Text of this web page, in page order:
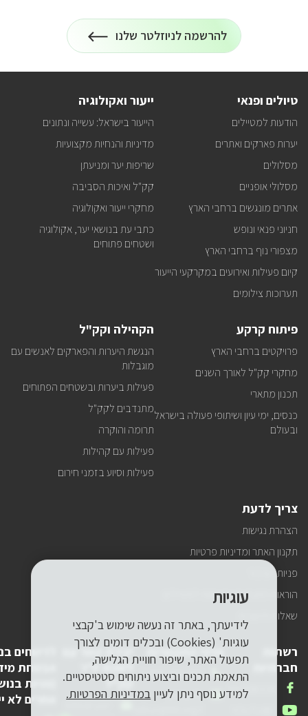
הרשמה
לניוזלטר
להרשמה לניוזלטר שלנו
על
כל
במייל
טיולים ופנאי
הודעות למטיילים
יערות פארקים ואתרים
מסלולים
מסלולי אופניים
אתרים מונגשים ברחבי הארץ
חניוני פנאי ונופש
מצפורי נוף ברחבי הארץ
קיום פעילות ואירועים במקרקעי הייעור
תערוכות צילומים
ייעור ואקולוגיה
הייעור בישראל: עשייה ונתונים
מדיניות והנחיות מקצועיות
שריפות יער ומניעתן
קק"ל ואיכות הסביבה
מחקרי ייעור ואקולוגיה
כתבי עת בנושאי יער, אקולוגיה
ושטחים פתוחים
פיתוח קרקע
פרויקטים ברחבי הארץ
מחקרי קק"ל לאורך השנים
תכנון מתארי
כנסים, ימי עיון ושיתופי פעולה בישראל
ובעולם
הקהילה וקק"ל
הנגשת היערות והפארקים לאנשים עם
מוגבלות
פעילות ביערות ובשטחים הפתוחים
מתנדבים לקק"ל
תרומה והוקרה
פעילות עם קהילות
פעילות וסיוע בזמני חירום
צריך לדעת
הצהרת נגישות
תקנון האתר ומדיניות פרטיות
פניות הציבור
הוראות התנהגות ובטיחות למטיילים
שאלות ותשובות
רשתות
חברתיות
FACEBOOK
אנחנו
בפייסבוק
אנחנו
פרטי התקשרות
טלפון1-800-250-250
דואר pneyot-
יצירת קשר עם
לשכת יו"ר
קק"ל
לדיווחים
אבטחת
(פניות
אחרים לא
עוגיות
לידיעתך, באתר זה נעשה שימוש ב'קבצי
עוגיות' (Cookies) ובכלים דומים לצורך
תפעול האתר, שיפור חוויית הגלישה,
התאמת תכנים וביצוע ניתוחים סטטיסטיים.
למידע נוסף ניתן לעיין במדיניות הפרטיות.